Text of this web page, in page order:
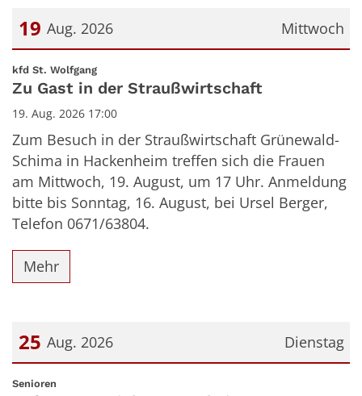
Mittwoch
19 Aug. 2026
Datum: 19. August 2026
kfd St. Wolfgang:
Zu Gast in der Straußwirtschaft
19. Aug. 2026 17:00
Zum Besuch in der Straußwirtschaft Grünewald-
Schima in Hackenheim treffen sich die Frauen
am Mittwoch, 19. August, um 17 Uhr. Anmeldung
bitte bis Sonntag, 16. August, bei Ursel Berger,
Telefon 0671/63804.
Mehr
Dienstag
25 Aug. 2026
Datum: 25. August 2026
Senioren